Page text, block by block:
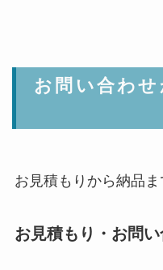
お問い合わ
お見積もりから納品ま
お見積もり・お問